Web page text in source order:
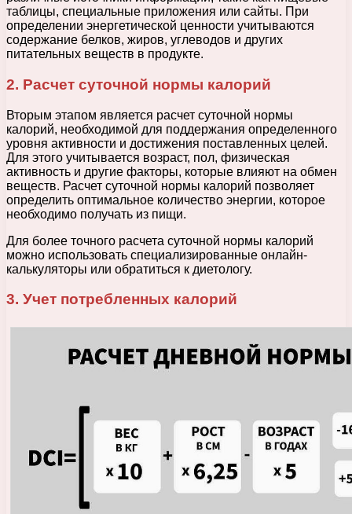
таблицы, специальные приложения или сайты. При
определении энергетической ценности учитываются
содержание белков, жиров, углеводов и других
питательных веществ в продукте.
2. Расчет суточной нормы калорий
Вторым этапом является расчет суточной нормы
калорий, необходимой для поддержания определенного
уровня активности и достижения поставленных целей.
Для этого учитывается возраст, пол, физическая
активность и другие факторы, которые влияют на обмен
веществ. Расчет суточной нормы калорий позволяет
определить оптимальное количество энергии, которое
необходимо получать из пищи.
Для более точного расчета суточной нормы калорий
можно использовать специализированные онлайн-
калькуляторы или обратиться к диетологу.
3. Учет потребленных калорий